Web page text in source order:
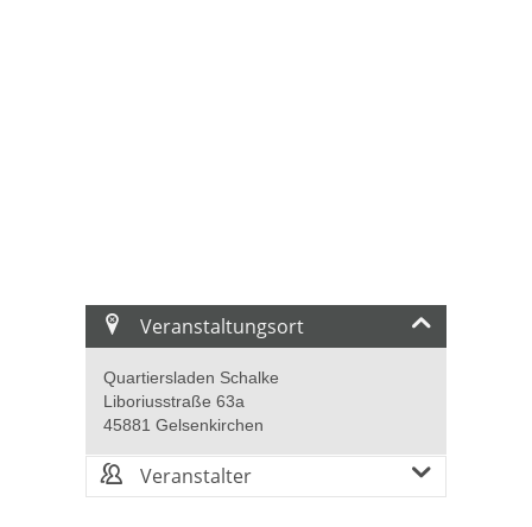
Veranstaltungsort
Quartiersladen Schalke
Liboriusstraße 63a
45881 Gelsenkirchen
Veranstalter